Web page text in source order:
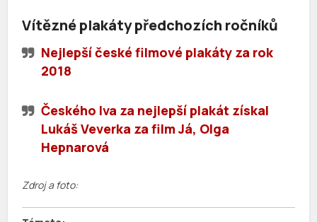
Vítězné plakáty předchozích ročníků
Nejlepší české filmové plakáty za rok
2018
Českého lva za nejlepší plakát získal
Lukáš Veverka za film Já, Olga
Hepnarová
Zdroj a foto: